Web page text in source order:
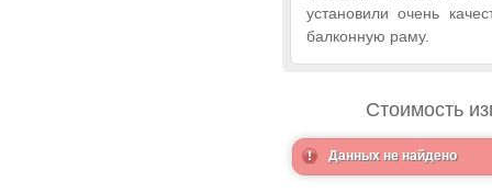
установили очень
балконную раму.
Стоимость
Данных не найдено